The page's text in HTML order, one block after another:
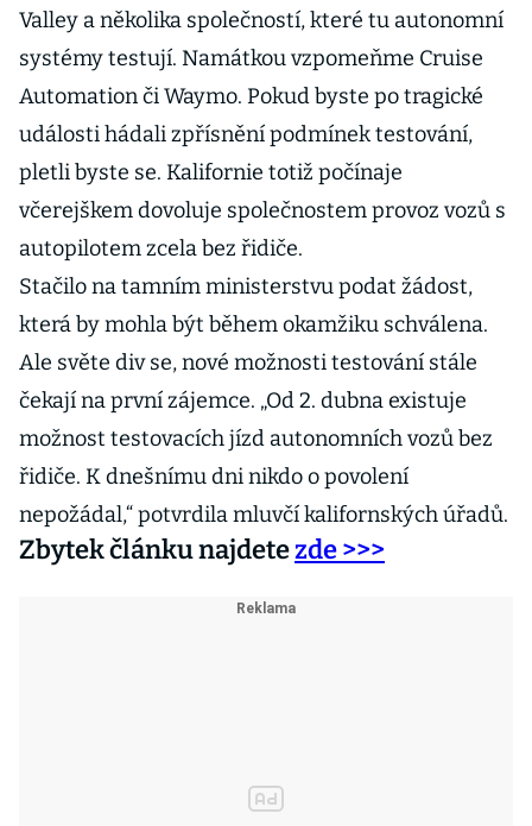
rozvážet
náklad pro
Google
Valley a několika společností, které tu autonomní
systémy testují. Namátkou vzpomeňme Cruise
Automation či Waymo. Pokud byste po tragické
události hádali zpřísnění podmínek testování,
pletli byste se. Kalifornie totiž počínaje
včerejškem dovoluje společnostem provoz vozů s
autopilotem zcela bez řidiče.
Stačilo na tamním ministerstvu podat žádost,
která by mohla být během okamžiku schválena.
Ale světe div se, nové možnosti testování stále
čekají na první zájemce. „Od 2. dubna existuje
možnost testovacích jízd autonomních vozů bez
řidiče. K dnešnímu dni nikdo o povolení
nepožádal,“ potvrdila mluvčí kalifornských úřadů.
Zbytek článku najdetezde >>>